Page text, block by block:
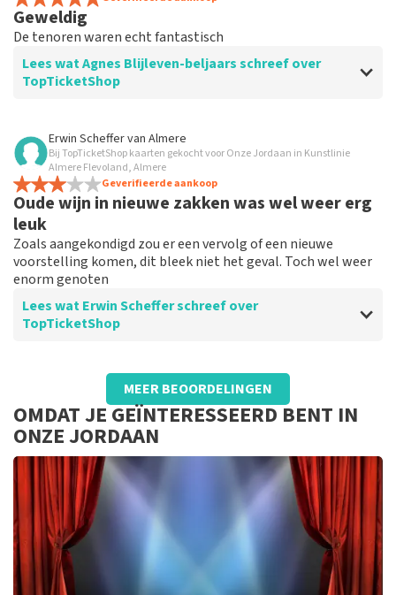
top top goed
Geweldig
De tenoren waren echt fantastisch
Lees wat Agnes Blijleven-beljaars schreef over
TopTicketShop
Beoordeling van Agnes Blijleven-beljaars over
TopTicketShop
Goed
Service top
Erwin Scheffervan Almere
Bij TopTicketShop kaarten gekocht voor Onze Jordaan in Kunstlinie
Almere Flevoland, Almere
Geverifieerde aankoop
Oude wijn in nieuwe zakken was wel weer erg
leuk
Zoals aangekondigd zou er een vervolg of een nieuwe
voorstelling komen, dit bleek niet het geval. Toch wel weer
enorm genoten
Lees wat Erwin Scheffer schreef over
TopTicketShop
Beoordeling van Erwin Scheffer overTopTicketShop
Goed
MEER BEOORDELINGEN
OMDAT JE GEÏNTERESSEERD BENT IN
ONZE JORDAAN